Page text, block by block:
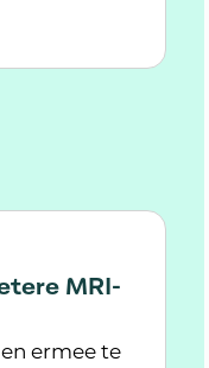
naar de
MRI-
ermee te